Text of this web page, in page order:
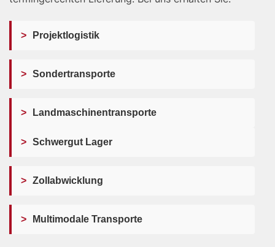
> Projektlogistik
> Sondertransporte
> Landmaschinentransporte
> Schwergut Lager
> Zollabwicklung
> Multimodale Transporte